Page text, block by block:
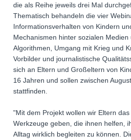
die als Reihe jeweils drei Mal
Thematisch behandeln die vier
Informationsverhalten von Kindern
Mechanismen hinter sozialen Medien
Algorithmen, Umgang mit Krieg und
Vorbilder und journalistische
sich an Eltern und Großeltern von
16 Jahren und sollen zwischen
stattfinden.
"Mit dem Projekt wollen wir Eltern
Werkzeuge geben, die ihnen helfen,
Alltag wirklich begleiten zu können.